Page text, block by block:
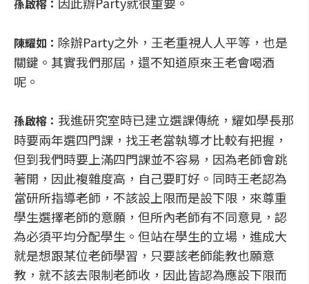
孫啟榕：
陳耀如： 除辦Party之外，王老重視人人平等，也是
關鍵。其實我們那屆，還不知道原來王老會喝酒
呢。
孫啟榕： 我進研究室時已建立選課傳統，耀如學長那
時要兩年選四門課，找王老當執導才比較有把握，
但到我們時要上滿四門課並不容易，因為老師會跳
著開，因此複雜度高，自己要盯好。同時王老認為
當研所指導老師，不該設上限而是設下限，來尊重
學生選擇老師的意願，但所內老師有不同意見，認
為必須平均分配學生。但站在學生的立場，進成大
就是想跟某位老師學習，只要該老師能教也願意
教，就不該去限制老師收，因此皆認為應設下限而